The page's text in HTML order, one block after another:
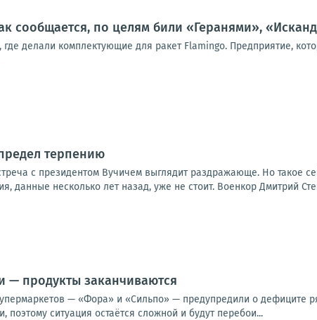
сообщается, по целям били «Геранями»,
делали комплектующие для ракет Flamingo. Предприятие,
терпению
с президентом Вучичем выглядит раздражающе. Но такое
данные несколько лет назад, уже не стоит. Военкор Дмитрий
— продукты заканчиваются
— «Фора» и «Сильпо» — предупредили о дефиците
поэтому ситуация остаётся сложной и будут перебои...